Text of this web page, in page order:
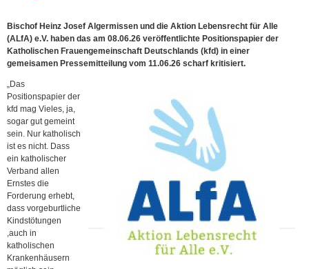
Bischof Heinz Josef Algermissen und die Aktion Lebensrecht für Alle
(ALfA) e.V. haben das am 08.06.26 veröffentlichte Positionspapier der
Katholischen Frauengemeinschaft Deutschlands (kfd) in einer
gemeisamen Pressemitteilung vom 11.06.26 scharf kritisiert.
„Das
Positionspapier der
kfd mag Vieles, ja,
sogar gut gemeint
sein. Nur katholisch
ist es nicht. Dass
ein katholischer
Verband allen
Ernstes die
Forderung erhebt,
dass vorgeburtliche
Kindstötungen
,auch in
katholischen
Krankenhäusern